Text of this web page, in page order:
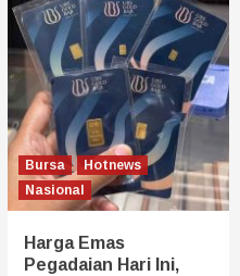
Bursa
Hotnews
Nasional
Harga Emas
Pegadaian Hari Ini,